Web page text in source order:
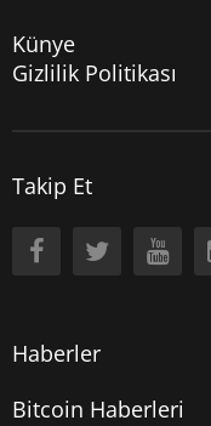
Künye
Gizlilik Politikası
Takip Et
Haberler
Bitcoin Haberleri